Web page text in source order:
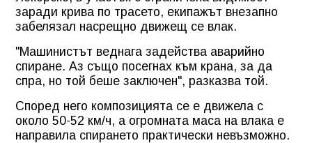
заради крива по трасето, екипажът внезапно
забелязал насрещно движещ се влак.
"Машинистът веднага задейства аварийно
спиране. Аз също посегнах към крана, за да
спра, но той беше заключен", разказва той.
Според него композицията се е движела с
около 50-52 км/ч, а огромната маса на влака е
направила спирането практически невъзможно.